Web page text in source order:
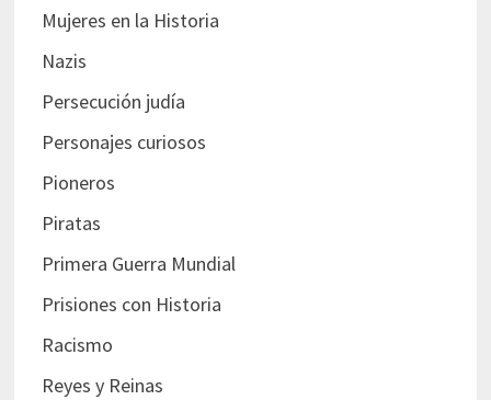
Mujeres en la Historia
Nazis
Persecución judía
Personajes curiosos
Pioneros
Piratas
Primera Guerra Mundial
Prisiones con Historia
Racismo
Reyes y Reinas